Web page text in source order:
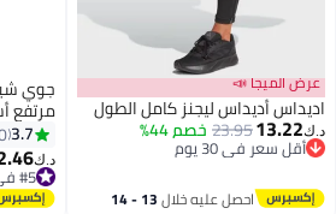
عرض الميجا 📣
اديداس أديداس ليجنز كامل الطول
د.ك‏13.22
23.95خصم 44%
أقل سعر في 30 يوم
أقل سعر في 30 يوم
احصل عليه خلال 13 - 14
جوي
مرتفع
3.7
د.ك‏
#5 في بناطيل ضيقة رياضية
#5 في بناطيل ضيقة رياضية